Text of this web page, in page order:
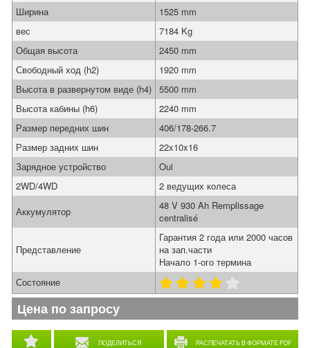
ПОДЕЛИТЬСЯ РАСПЕЧАТАТЬ В ФОРМАТЕ PDF
Ширина
1525 mm
вес
7184 Kg
Общая высота
2450 mm
Свободный ход (h2)
1920 mm
Высота в развернутом виде (h4) 5500 mm
Высота кабины (h6)
2240 mm
Размер передних шин
406/178-266.7
Размер задних шин
22x10x16
Зарядное устройство
Oui
2WD/4WD
2 ведущих колеса
Аккумулятор
48 V 930 Ah Remplissage
centralisé
Представление
Гарантия 2 года или 2000 часов
на зап.части
Начало 1-ого термина
Состояние
Цена по запросу